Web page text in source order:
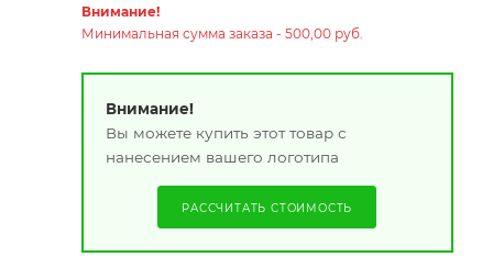
Внимание!
Минимальная сумма заказа - 500,00 руб.
Внимание!
Вы можете купить этот товар с
нанесением вашего логотипа
РАССЧИТАТЬ СТОИМОСТЬ